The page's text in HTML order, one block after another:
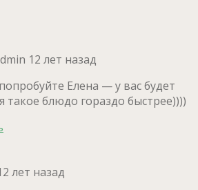
12 лет назад
Елена — у вас будет
такое блюдо гораздо быстрее))))
лет назад